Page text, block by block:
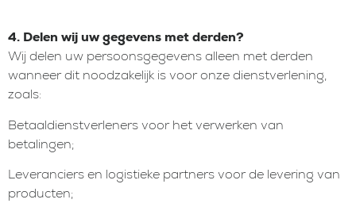
4. Delen wij uw gegevens met derden?
Wij delen uw persoonsgegevens alleen met derden
wanneer dit noodzakelijk is voor onze dienstverlening,
zoals:
Betaaldienstverleners voor het verwerken van
betalingen;
Leveranciers en logistieke partners voor de levering van
producten;